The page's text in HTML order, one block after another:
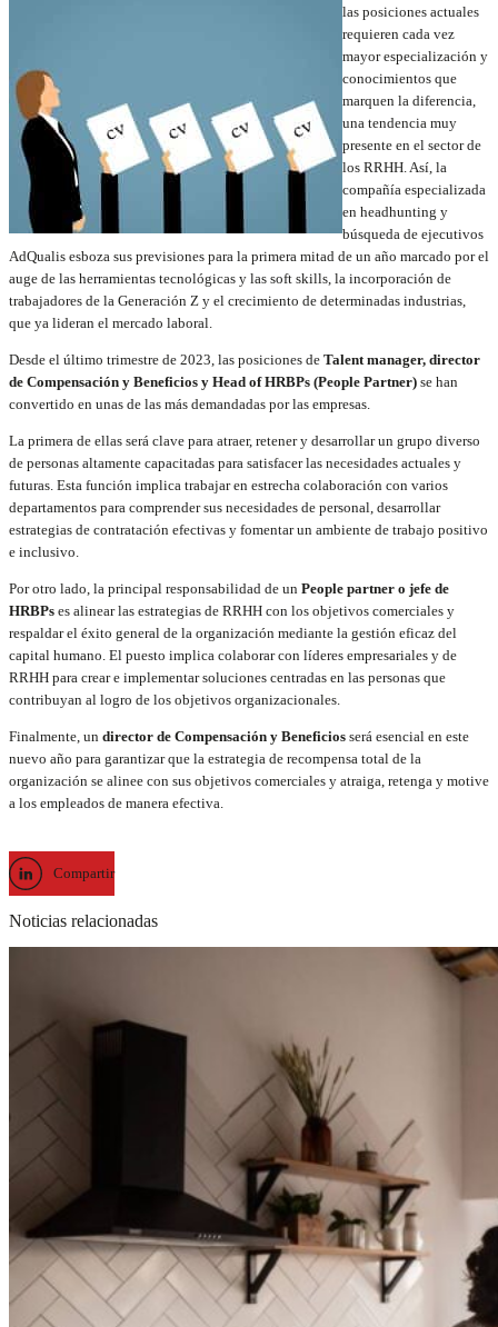
las posiciones actuales
requieren cada vez
mayor especialización y
conocimientos que
marquen la diferencia,
una tendencia muy
presente en el sector de
los RRHH. Así, la
compañía especializada
en headhunting y
búsqueda de ejecutivos
AdQualis esboza sus previsiones para la primera mitad de un año marcado por el
auge de las herramientas tecnológicas y las soft skills, la incorporación de
trabajadores de la Generación Z y el crecimiento de determinadas industrias,
que ya lideran el mercado laboral.
Desde el último trimestre de 2023, las posiciones de Talent manager, director
de Compensación y Beneficios y Head of HRBPs (People Partner) se han
convertido en unas de las más demandadas por las empresas.
La primera de ellas será clave para atraer, retener y desarrollar un grupo diverso
de personas altamente capacitadas para satisfacer las necesidades actuales y
futuras. Esta función implica trabajar en estrecha colaboración con varios
departamentos para comprender sus necesidades de personal, desarrollar
estrategias de contratación efectivas y fomentar un ambiente de trabajo positivo
e inclusivo.
Por otro lado, la principal responsabilidad de un People partner o jefe de
HRBPs es alinear las estrategias de RRHH con los objetivos comerciales y
respaldar el éxito general de la organización mediante la gestión eficaz del
capital humano. El puesto implica colaborar con líderes empresariales y de
RRHH para crear e implementar soluciones centradas en las personas que
contribuyan al logro de los objetivos organizacionales.
Finalmente, un director de Compensación y Beneficios será esencial en este
nuevo año para garantizar que la estrategia de recompensa total de la
organización se alinee con sus objetivos comerciales y atraiga, retenga y motive
a los empleados de manera efectiva.
Compartir
Noticias relacionadas